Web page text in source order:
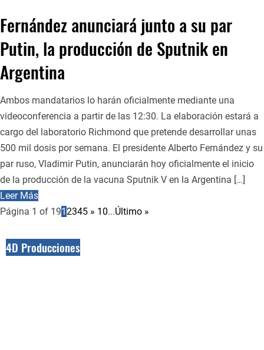
Fernández anunciará junto a su par
Putin, la producción de Sputnik en
Argentina
Ambos mandatarios lo harán oficialmente mediante una
videoconferencia a partir de las 12:30. La elaboración estará a
cargo del laboratorio Richmond que pretende desarrollar unas
500 mil dosis por semana. El presidente Alberto Fernández y su
par ruso, Vladimir Putin, anunciarán hoy oficialmente el inicio
de la producción de la vacuna Sputnik V en la Argentina […]
Leer Más
Página 1 of 1912345 » 10...Último »
4D Producciones